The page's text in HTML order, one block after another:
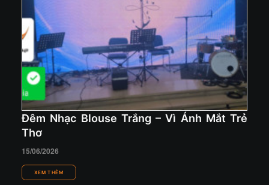
Đêm Nhạc Blouse Trắng – Vì Ánh Mắt Trẻ
Thơ
15/06/2026